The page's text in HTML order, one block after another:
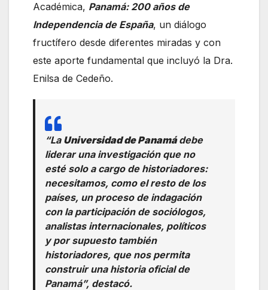
Académica, Panamá: 200 años de
Independencia de España, un diálogo
fructífero desde diferentes miradas y con
este aporte fundamental que incluyó la Dra.
Enilsa de Cedeño.
“La Universidad de Panamádebe
liderar una investigación que no
esté solo a cargo de historiadores:
necesitamos, como el resto de los
países, un proceso de indagación
con la participación de sociólogos,
analistas internacionales, políticos
y por supuesto también
historiadores, que nos permita
construir una historia oficial de
Panamá”, destacó.